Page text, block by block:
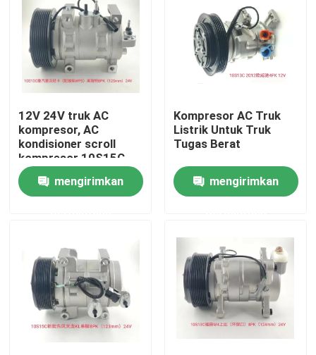
Video
Tentang Kami
Tur Pabrik
Kontrol kualitas
Kasus
Quote request suatu
12V 24V truk AC
kompresor, AC
kondisioner scroll
kompresor 10S15C
10PA17C
mengirimkan
Kompresor AC Truk
Listrik Untuk Truk
Tugas Berat
mengirimkan